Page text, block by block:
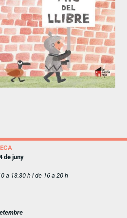
de juny
a 13.30 h i de 16 a 20 h